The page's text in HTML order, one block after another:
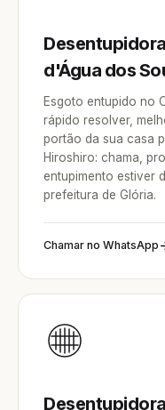
d'Água dos
Esgoto entupido no
rápido resolver,
portão da sua casa
Hiroshiro: chama,
entupimento estiver
prefeitura de Glória.
Chamar no WhatsApp